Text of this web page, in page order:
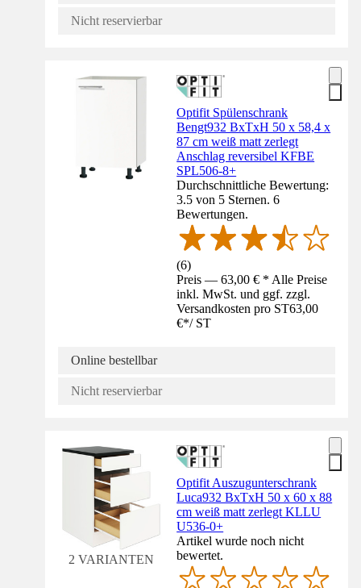
Nicht reservierbar
Optifit Spülenschrank
Bengt932 BxTxH 50 x 58,4 x
87 cm weiß matt zerlegt
Anschlag reversibel KFBE
SPL506-8+
Durchschnittliche Bewertung:
3.5 von 5 Sternen. 6
Bewertungen.
(6)
Preis — 63,00 € * Alle Preise
inkl. MwSt. und ggf. zzgl.
Versandkosten pro ST63,00
€*/ ST
Online bestellbar
Nicht reservierbar
2 VARIANTEN
Optifit Auszugunterschrank
Luca932 BxTxH 50 x 60 x 88
cm weiß matt zerlegt KLLU
U536-0+
Artikel wurde noch nicht
bewertet.